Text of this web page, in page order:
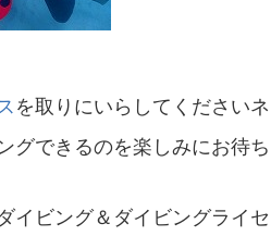
を取りにいらしてくださいネ
グできるのを楽しみにお待
イビング＆ダイビングライ